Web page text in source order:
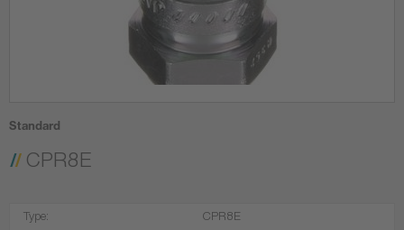
Standard
CPR8E
Type: CPR8E